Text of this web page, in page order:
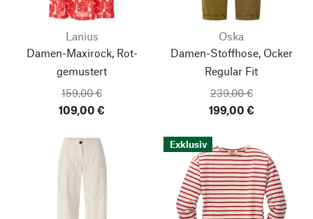
Lanius
Damen-Maxirock, Rot-
gemustert
159,00 €
109,00 €
Oska
Damen-Stoffhose, Ocker
Regular Fit
239,00 €
199,00 €
Exklusiv